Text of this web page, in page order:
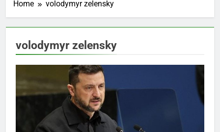
Home volodymyr zelensky
volodymyr zelensky